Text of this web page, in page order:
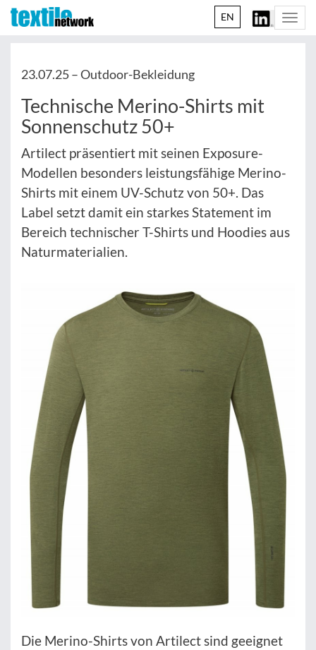
EN
23.07.25 –Outdoor-Bekleidung
Technische Merino-Shirts mit
Sonnenschutz 50+
Artilect präsentiert mit seinen Exposure-
Modellen besonders leistungsfähige Merino-
Shirts mit einem UV-Schutz von 50+. Das
Label setzt damit ein starkes Statement im
Bereich technischer T-Shirts und Hoodies aus
Naturmaterialien.
Die Merino-Shirts von Artilect sind geeignet